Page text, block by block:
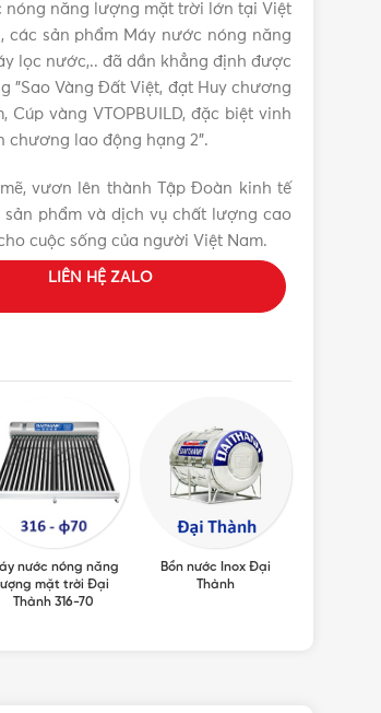
nóng năng lượng mặt trời lớn tại Việt
các sản phẩm Máy nước nóng năng
lọc nước,.. đã dần khẳng định được
"Sao Vàng Đất Việt, đạt Huy chương
vàng VTOPBUILD, đặc biệt vinh
chương lao động hạng 2”.
vươn lên thành Tập Đoàn kinh tế
sản phẩm và dịch vụ chất lượng cao
cuộc sống của người Việt Nam.
LIÊN HỆ ZALO
nước nóng năng
lượng mặt trời Đại
Thành 316-70
Bồn nước Inox Đại
Thành